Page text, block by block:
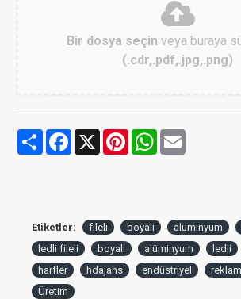
Bir dosya seçin veya buraya
(.cdr,.pdf,.jpg,.png)
Share Facebook
X PinterestWhatsApp
Etiketler: fileli boyali aluminyum
ledli fileli
boyalı alüminyum ledli
harfler
hdajans endüstriyel
Üretim